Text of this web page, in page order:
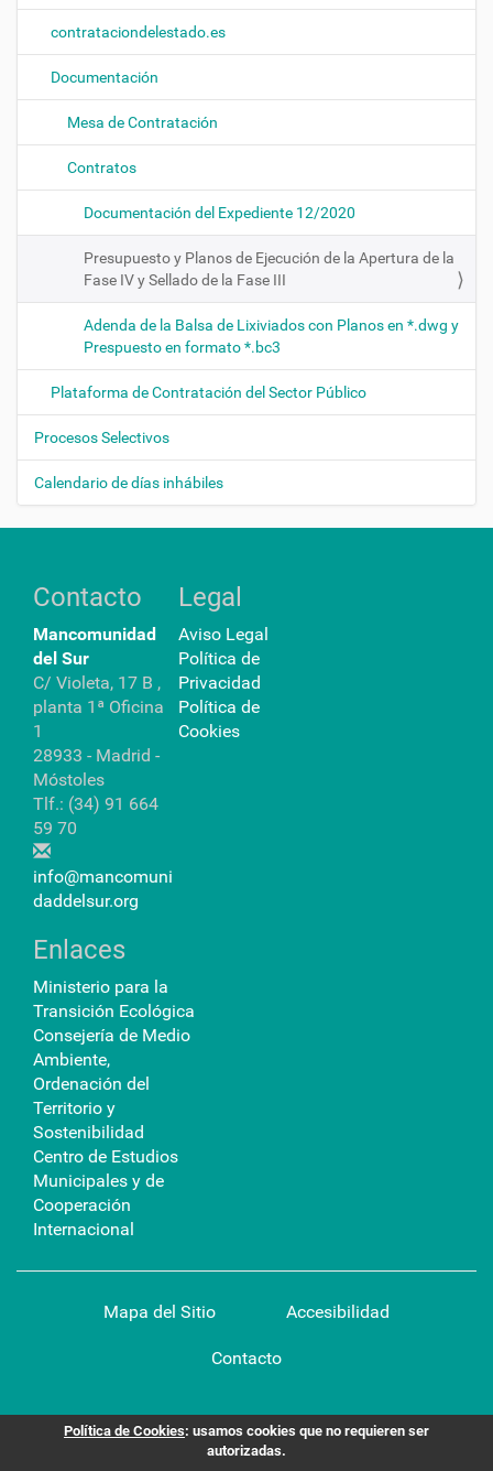
n
contrataciondelestado.es
Documentación
Mesa de Contratación
Contratos
Documentación del Expediente 12/2020
Presupuesto y Planos de Ejecución de la Apertura de la
Fase IV y Sellado de la Fase III
Adenda de la Balsa de Lixiviados con Planos en *.dwg y
Prespuesto en formato *.bc3
Plataforma de Contratación del Sector Público
Procesos Selectivos
Calendario de días inhábiles
Contacto
Mancomunidad
del Sur
C/ Violeta, 17 B ,
planta 1ª Oficina
1
28933 - Madrid -
Móstoles
Tlf.: (34) 91 664
59 70
info@mancomuni
daddelsur.org
Legal
Aviso Legal
Política de
Privacidad
Política de
Cookies
Enlaces
Ministerio para la
Transición Ecológica
Consejería de Medio
Ambiente,
Ordenación del
Territorio y
Sostenibilidad
Centro de Estudios
Municipales y de
Cooperación
Internacional
Mapa del Sitio Accesibilidad
Contacto
Política de Cookies: usamos cookies que no requieren ser
autorizadas.